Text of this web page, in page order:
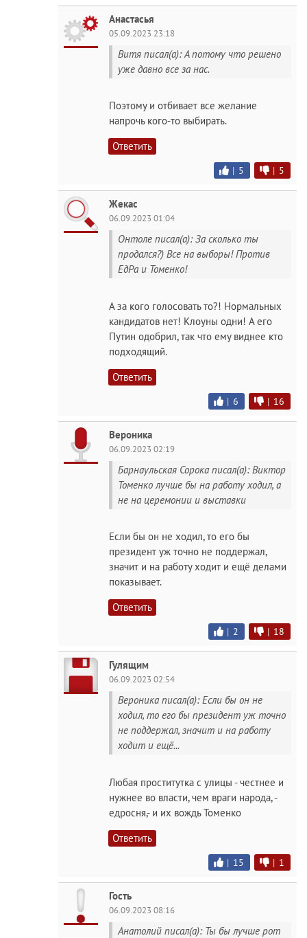
Анастасья
05.09.2023 23:18
Витя писал(а): А потому что решено
уже давно все за нас.
Поэтому и отбивает все желание
напрочь кого-то выбирать.
Ответить
| 5 | 5
Жекас
06.09.2023 01:04
Онтоле писал(а): За сколько ты
продался?) Все на выборы! Против
ЕдРа и Томенко!
А за кого голосовать то?! Нормальных
кандидатов нет! Клоуны одни! А его
Путин одобрил, так что ему виднее кто
подходящий.
Ответить
| 6 | 16
Вероника
06.09.2023 02:19
Барнаульская Сорока писал(а): Виктор
Томенко лучше бы на работу ходил, а
не на церемонии и выставки
Если бы он не ходил, то его бы
президент уж точно не поддержал,
значит и на работу ходит и ещё делами
показывает.
Ответить
| 2 | 18
Гулящим
06.09.2023 02:54
Вероника писал(а): Если бы он не
ходил, то его бы президент уж точно
не поддержал, значит и на работу
ходит и ещё...
Любая проститутка с улицы - честнее и
нужнее во власти, чем враги народа, -
едросня,- и их вождь Томенко
Ответить
| 15 | 1
Гость
06.09.2023 08:16
Анатолий писал(а): Ты бы лучше рот